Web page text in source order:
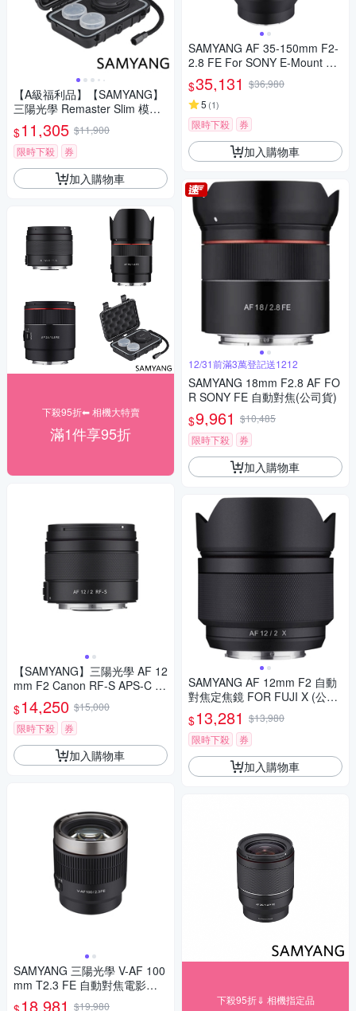
【A級福利品】【SAMYANG】
三陽光學 Remaster Slim 模組
化鏡頭套組 公司貨
$11,305 $11,900
限時下殺
券
加入購物車
下殺95折⬅︎ 相機大特賣
滿1件享95折
【SAMYANG】三陽光學 AF 12
mm F2 Canon RF-S APS-C 自
動對焦鏡頭 公司貨
$14,250 $15,000
限時下殺
券
加入購物車
SAMYANG 三陽光學 V-AF 100
mm T2.3 FE 自動對焦電影鏡 S
ony FE 公司貨
18,981 $19,980
SAMYANG AF 35-150mm F2-
2.8 FE For SONY E-Mount 自
動對焦鏡頭 公司貨
$35,131 $36,980
5 (1)
限時下殺 券
加入購物車
12/31前滿3萬登記送1212
SAMYANG 18mm F2.8 AF FO
R SONY FE 自動對焦(公司貨)
$9,961 $10,485
限時下殺
券
加入購物車
SAMYANG AF 12mm F2 自動
對焦定焦鏡 FOR FUJI X (公司
貨)
$13,281 $13,980
限時下殺
券
加入購物車
下殺95折⇓ 相機指定品